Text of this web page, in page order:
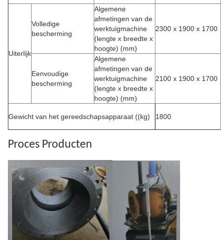
Uiterlijk
Volledige
bescherming
Algemene
afmetingen van de
werktuigmachine
(lengte x breedte x
hoogte) (mm)
2300 x 1900 x 1700
Eenvoudige
bescherming
Algemene
afmetingen van de
werktuigmachine
(lengte x breedte x
hoogte) (mm)
2100 x 1900 x 1700
Gewicht van het gereedschapsapparaat ((kg) 1800
Proces Producten